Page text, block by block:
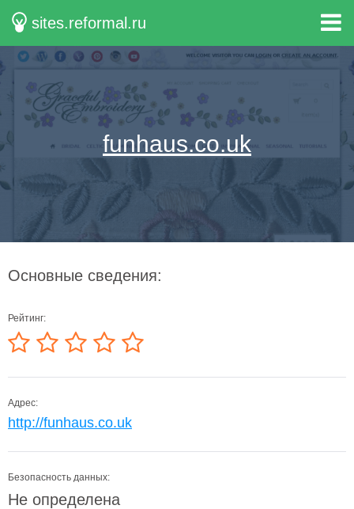
sites.reformal.ru
funhaus.co.uk
Основные сведения:
Рейтинг:
Адрес:
http://funhaus.co.uk
Безопасность данных:
Не определена